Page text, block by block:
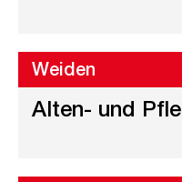
Weiden
Alten- und